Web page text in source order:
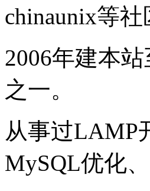
chinaunix等社
2006年建本
之一。
从事过LAMP
MySQL优化